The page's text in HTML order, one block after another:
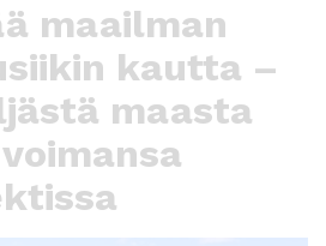
maailman
kautta –
maasta